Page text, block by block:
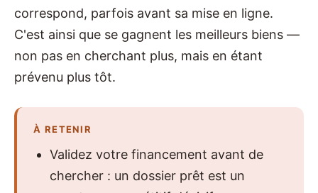
correspond, parfois avant sa mise en ligne.
C'est ainsi que se gagnent les meilleurs biens —
non pas en cherchant plus, mais en étant
prévenu plus tôt.
À RETENIR
Validez votre financement avant de
chercher : un dossier prêt est un